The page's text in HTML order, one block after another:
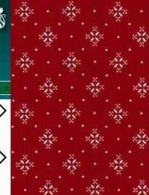
::